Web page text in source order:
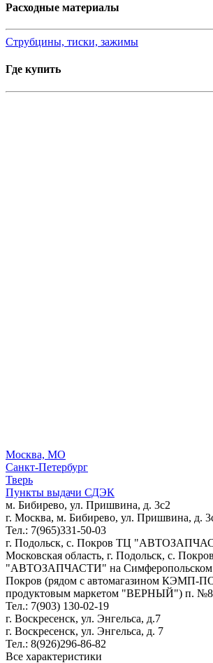
Расходные материалы
Струбцины, тиски, зажимы
Где купить
Москва, МО
Санкт-Петербург
Тверь
Пункты выдачи СДЭК
м. Бибирево, ул. Пришвина, д. 3с2
г. Москва, м. Бибирево, ул. Пришвина, д.
Тел.: 7(965)331-50-03
г. Подольск, c. Покров ТЦ
Московская область, г. Подольск, c.
"АВТОЗАПЧАСТИ" на Симферопольском
Покров (рядом с автомагазином КЭМП-
продуктовым маркетом "ВЕРНЫЙ") п. №8
Тел.: 7(903) 130-02-19
г. Воскресенск, ул. Энгельса, д.7
г. Воскресенск, ул. Энгельса, д. 7
Тел.: 8(926)296-86-82
Все характеристики